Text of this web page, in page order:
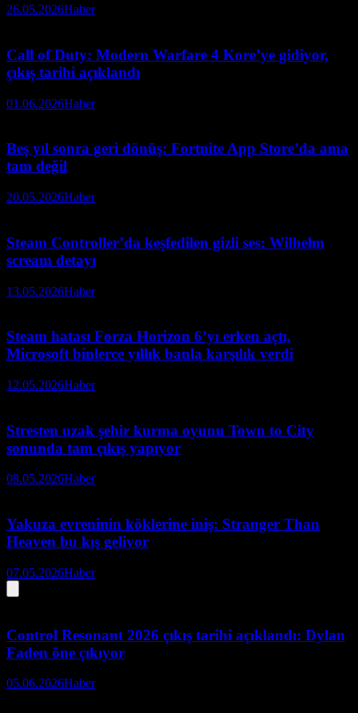
26.05.2026Haber
Call of Duty: Modern Warfare 4 Kore’ye gidiyor,
çıkış tarihi açıklandı
01.06.2026Haber
Beş yıl sonra geri dönüş: Fortnite App Store’da ama
tam değil
20.05.2026Haber
Steam Controller’da keşfedilen gizli ses: Wilhelm
scream detayı
13.05.2026Haber
Steam hatası Forza Horizon 6’yı erken açtı,
Microsoft binlerce yıllık banla karşılık verdi
12.05.2026Haber
Stresten uzak şehir kurma oyunu Town to City
sonunda tam çıkış yapıyor
08.05.2026Haber
Yakuza evreninin köklerine iniş: Stranger Than
Heaven bu kış geliyor
07.05.2026Haber
Control Resonant 2026 çıkış tarihi açıklandı: Dylan
Faden öne çıkıyor
05.06.2026Haber